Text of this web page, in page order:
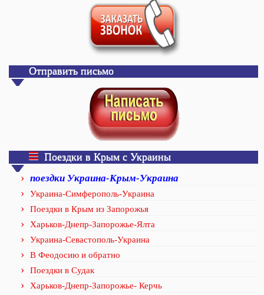
Отправить письмо
Поездки в Крым с Украины
поездки Украина-Крым-Украина
Украина-Симферополь-Украина
Поездки в Крым из Запорожья
Харьков-Днепр-Запорожье-Ялта
Украина-Севастополь-Украина
В Феодосию и обратно
Поездки в Судак
Харьков-Днепр-Запорожье- Керчь